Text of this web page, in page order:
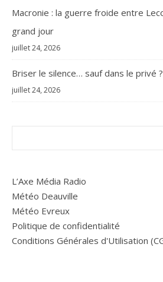
Macronie : la guerre froide entre
grand jour
juillet 24, 2026
Briser le silence… sauf dans le privé ?
juillet 24, 2026
L’Axe Média Radio
Météo Deauville
Météo Evreux
Politique de confidentialité
Conditions Générales d'Utilisation